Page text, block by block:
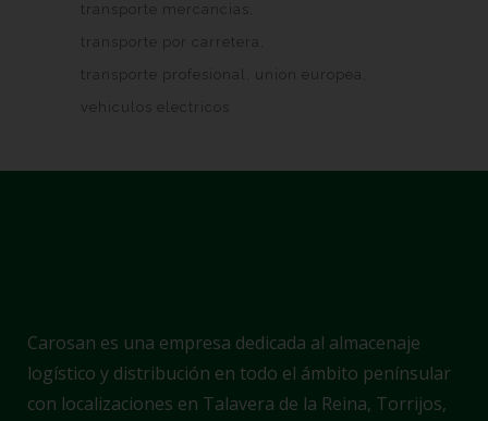
transporte mercancias
transporte por carretera
transporte profesional
union europea
vehiculos electricos
Carosan es una empresa dedicada al almacenaje
logístico y distribución en todo el ámbito penínsular
con localizaciones en Talavera de la Reina, Torrijos,